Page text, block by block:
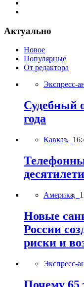
Актуально
Новое
Популярные
От редактора
Экспресс-
Судебный
года
Кавказ,
Америка,
Новые
России
риски и
Экспресс-
Почему 65